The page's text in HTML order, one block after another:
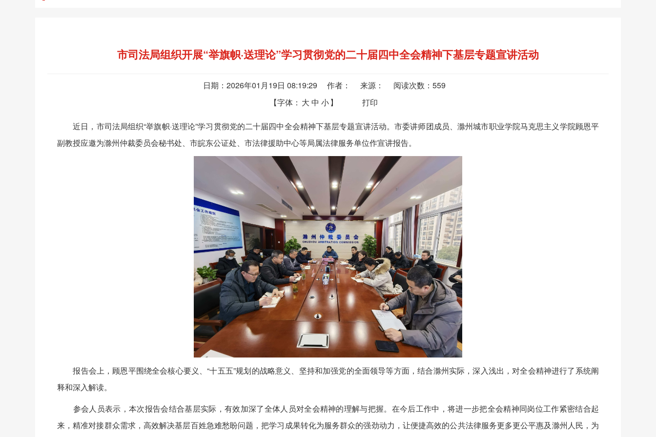
市司法局组织开展“举旗帜·送理论”学习贯彻党的二十届四中全会精神下基层专题宣讲活动
日期：2026年01月19日 08:19:29 作者： 来源： 阅读次数： 559
【字体： 大 中 小】 打印
近日，市司法局组织“举旗帜·送理论”学习贯彻党的二十届四中全会精神下基层专题宣讲活动。市委讲师团成员、滁州城市职业学院马克思主义学院顾恩平
副教授应邀为滁州仲裁委员会秘书处、市皖东公证处、市法律援助中心等局属法律服务单位作宣讲报告。
报告会上，顾恩平围绕全会核心要义、“十五五”规划的战略意义、坚持和加强党的全面领导等方面，结合滁州实际，深入浅出，对全会精神进行了系统阐
释和深入解读。
参会人员表示，本次报告会结合基层实际，有效加深了全体人员对全会精神的理解与把握。在今后工作中，将进一步把全会精神同岗位工作紧密结合起
来，精准对接群众需求，高效解决基层百姓急难愁盼问题，把学习成果转化为服务群众的强劲动力，让便捷高效的公共法律服务更多更公平惠及滁州人民，为